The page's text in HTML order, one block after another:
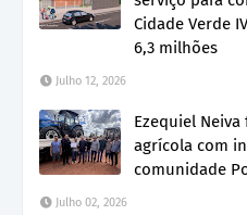
Cidade Verde
6,3 milhões
Julho 12, 2026
Ezequiel
agrícola com
comunidade
Julho 02, 2026